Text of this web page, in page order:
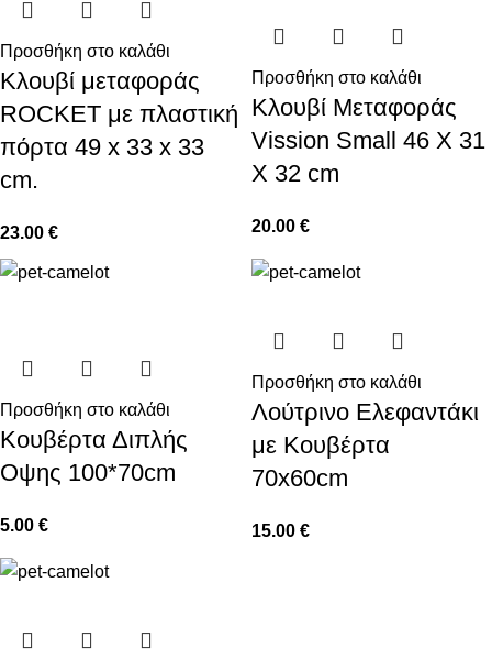
Προσθήκη στο καλάθι
Κλουβί μεταφοράς
ROCKET με πλαστική
πόρτα 49 x 33 x 33
cm.
23.00 €
Προσθήκη στο καλάθι
Κλουβί Μεταφοράς
Vission Small 46 Χ 31
Χ 32 cm
20.00 €
Προσθήκη στο καλάθι
Κουβέρτα Διπλής
Οψης 100*70cm
5.00 €
Προσθήκη στο καλάθι
Λούτρινο Ελεφαντάκι
με Κουβέρτα
70x60cm
15.00 €